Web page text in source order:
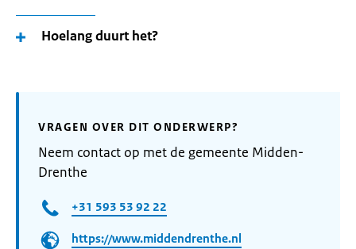
Hoelang duurt het?
VRAGEN OVER DIT ONDERWERP?
Neem contact op met de gemeente Midden-
Drenthe
+31 593 53 92 22
https://www.middendrenthe.nl